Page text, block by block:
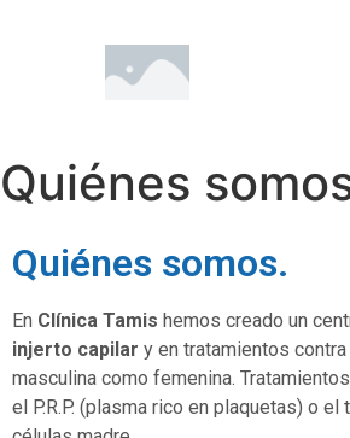
Quiénes
Quiénes somos.
En Clínica Tamis hemos creado un
injerto capilar y en tratamientos
masculina como femenina.
el P.R.P. (plasma rico en plaquetas) o el